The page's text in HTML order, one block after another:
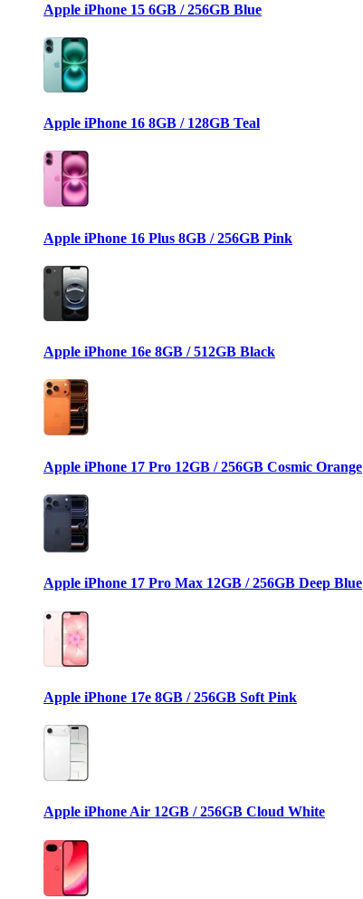
Apple iPhone 15 6GB / 256GB Blue
Apple iPhone 16 8GB / 128GB Teal
Apple iPhone 16 Plus 8GB / 256GB Pink
Apple iPhone 16e 8GB / 512GB Black
Apple iPhone 17 Pro 12GB / 256GB Cosmic Orange
Apple iPhone 17 Pro Max 12GB / 256GB Deep Blue
Apple iPhone 17e 8GB / 256GB Soft Pink
Apple iPhone Air 12GB / 256GB Cloud White